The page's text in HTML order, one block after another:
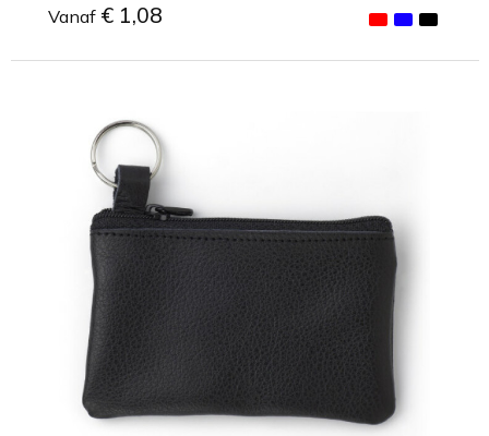
Vanaf € 1,08
Minimale afname: 1